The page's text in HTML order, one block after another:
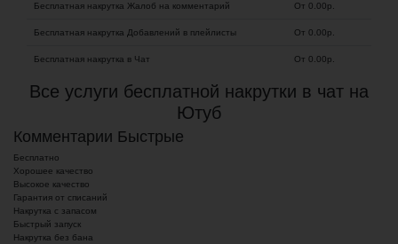
Бесплатная накрутка Жалоб на комментарий От 0.00р.
Бесплатная накрутка Добавлений в плейлисты От 0.00р.
Бесплатная накрутка в Чат От 0.00р.
Все услуги бесплатной накрутки в чат на
Ютуб
Комментарии Быстрые
Бесплатно
Хорошее качество
Высокое качество
Гарантия от списаний
Накрутка с запасом
Быстрый запуск
Накрутка без бана